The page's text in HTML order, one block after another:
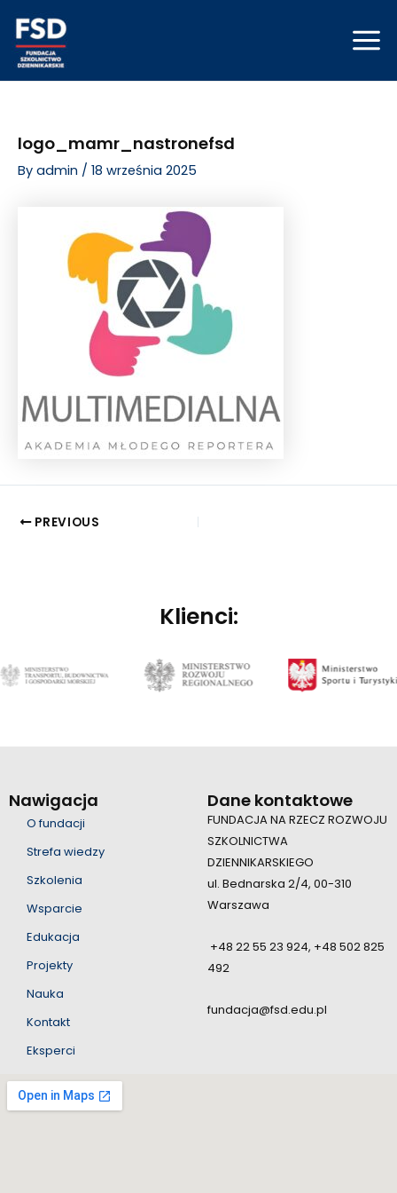
content
logo_mamr_nastronefsd
By admin / 18 września 2025
navigation
PREVIOUS
Klienci:
Nawigacja
O fundacji
Strefa wiedzy
Szkolenia
Wsparcie
Edukacja
Projekty
Nauka
Kontakt
Eksperci
Dane kontaktowe
FUNDACJA NA RZECZ ROZWOJU
SZKOLNICTWA
DZIENNIKARSKIEGO
ul. Bednarska 2/4, 00-310
Warszawa
+48 22 55 23 924, +48 502 825
492
fundacja@fsd.edu.pl